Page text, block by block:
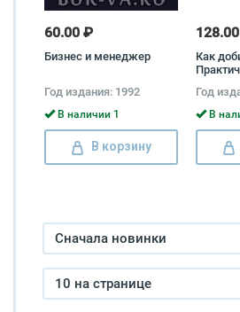
60.00 ₽
Бизнес и менеджер
Год издания: 1992
В наличии 1
В корзину
Как
Год
В
Сначала новинки
10 на странице